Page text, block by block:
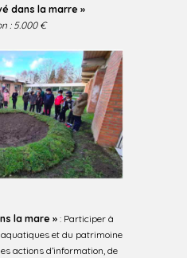
dans la marre »
: 5.000 €
la mare » : Participer à
et du patrimoine
actions d’information, de